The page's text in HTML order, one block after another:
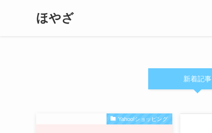
ほやざ
新着記事
Yahoo!ショッピング